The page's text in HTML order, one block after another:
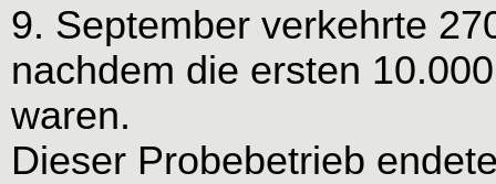
9. September verkehrte
nachdem die ersten
waren.
Dieser Probebetrieb